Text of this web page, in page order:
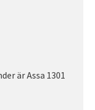
är Assa 1301